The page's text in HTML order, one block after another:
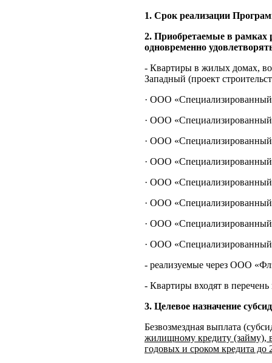
1. Срок реализации
2. Приобретаемые в
одновременно
- Квартиры в жилых домах,
Западный (проект
· ООО
· ООО
· ООО
· ООО
· ООО
· ООО
· ООО
· ООО
- реализуемые через ООО
- Квартиры входят в
3. Целевое назначение
Безвозмездная выплата
жилищному кредиту (займу),
годовых и сроком кредита до